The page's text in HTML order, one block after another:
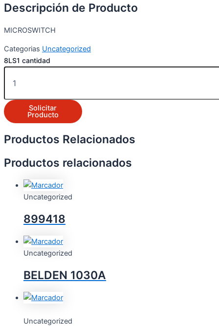
Descripción de Producto
MICROSWITCH
Categorias Uncategorized
8LS1 cantidad
Solicitar
Producto
Productos Relacionados
Productos relacionados
Uncategorized
899418
Uncategorized
BELDEN 1030A
Uncategorized